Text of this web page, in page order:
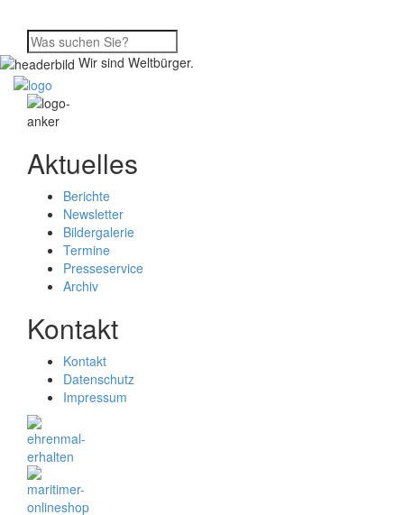
Wir sind Weltbürger.
Aktuelles
Berichte
Newsletter
Bildergalerie
Termine
Presseservice
Archiv
Kontakt
Kontakt
Datenschutz
Impressum